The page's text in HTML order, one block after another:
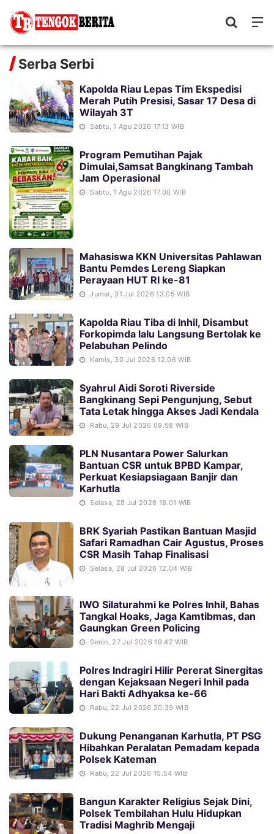
Serba Serbi
Kapolda Riau Lepas Tim Ekspedisi
Merah Putih Presisi, Sasar 17 Desa di
Wilayah 3T
Sabtu, 1 Agu 2026 17.13 WIB
Program Pemutihan Pajak
Dimulai,Samsat Bangkinang Tambah
Jam Operasional
Sabtu, 1 Agu 2026 17.00 WIB
Mahasiswa KKN Universitas Pahlawan
Bantu Pemdes Lereng Siapkan
Perayaan HUT RI ke-81
Jumat, 31 Jul 2026 13.05 WIB
Kapolda Riau Tiba di Inhil, Disambut
Forkopimda lalu Langsung Bertolak ke
Pelabuhan Pelindo
Kamis, 30 Jul 2026 12.06 WIB
Syahrul Aidi Soroti Riverside
Bangkinang Sepi Pengunjung, Sebut
Tata Letak hingga Akses Jadi Kendala
Rabu, 29 Jul 2026 09.58 WIB
PLN Nusantara Power Salurkan
Bantuan CSR untuk BPBD Kampar,
Perkuat Kesiapsiagaan Banjir dan
Karhutla
Selasa, 28 Jul 2026 18.01 WIB
BRK Syariah Pastikan Bantuan Masjid
Safari Ramadhan Cair Agustus, Proses
CSR Masih Tahap Finalisasi
Selasa, 28 Jul 2026 12.04 WIB
IWO Silaturahmi ke Polres Inhil, Bahas
Tangkal Hoaks, Jaga Kamtibmas, dan
Gaungkan Green Policing
Senin, 27 Jul 2026 19.42 WIB
Polres Indragiri Hilir Pererat Sinergitas
dengan Kejaksaan Negeri Inhil pada
Hari Bakti Adhyaksa ke-66
Rabu, 22 Jul 2026 20.39 WIB
Dukung Penanganan Karhutla, PT PSG
Hibahkan Peralatan Pemadam kepada
Polsek Kateman
Rabu, 22 Jul 2026 15.54 WIB
Bangun Karakter Religius Sejak Dini,
Polsek Tembilahan Hulu Hidupkan
Tradisi Maghrib Mengaji